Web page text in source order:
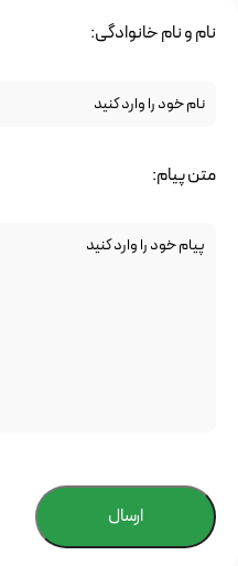
نام و نام خانوادگی:
متن پیام:
ارسال